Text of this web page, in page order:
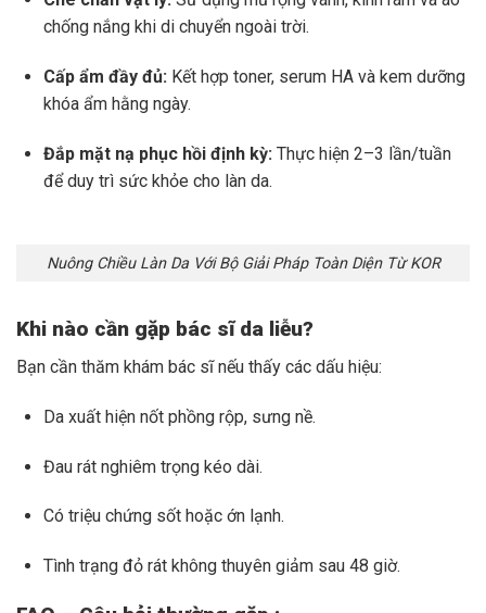
chống nắng khi di chuyển ngoài trời.
Cấp ẩm đầy đủ: Kết hợp toner, serum HA và kem dưỡng
khóa ẩm hằng ngày.
Đắp mặt nạ phục hồi định kỳ: Thực hiện 2–3 lần/tuần
để duy trì sức khỏe cho làn da.
Nuông Chiều Làn Da Với Bộ Giải Pháp Toàn Diện Từ KOR
Khi nào cần gặp bác sĩ da liễu?
Bạn cần thăm khám bác sĩ nếu thấy các dấu hiệu:
Da xuất hiện nốt phồng rộp, sưng nề.
Đau rát nghiêm trọng kéo dài.
Có triệu chứng sốt hoặc ớn lạnh.
Tình trạng đỏ rát không thuyên giảm sau 48 giờ.